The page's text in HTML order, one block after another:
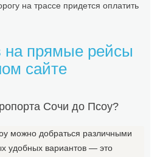
на трассе придется оплатить
на прямые рейсы
сайте
Сочи до Псоу?
можно добраться различными
удобных вариантов — это